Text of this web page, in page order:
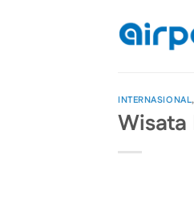
INTERNASIONAL
Wisata